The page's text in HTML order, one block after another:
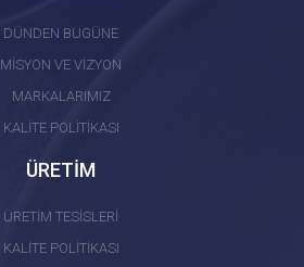
DÜNDEN BUGÜNE
MİSYON VE VİZYON
MARKALARIMIZ
KALİTE POLİTİKASI
ÜRETİM
ÜRETİM TESİSLERİ
KALİTE POLİTİKASI